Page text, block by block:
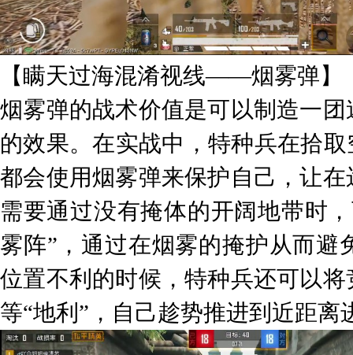
【瞒天过海混淆视线——烟雾弹】
烟雾弹的战术价值是可以制造一
的效果。在实战中，特种兵在拾
都会使用烟雾弹来保护自己，让
需要通过没有掩体的开阔地带时
雾阵”，通过在烟雾的掩护从而避
位置不利的时候，特种兵还可以
等“地利”，自己趁势推进到近距离